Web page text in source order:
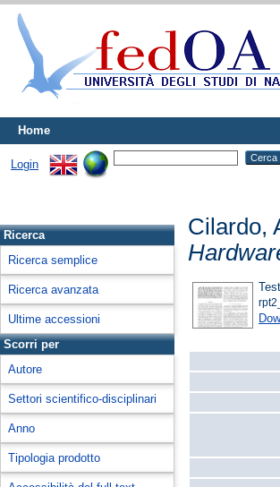
Home
Login
Ricerca
Ricerca semplice
Ricerca avanzata
Ultime accessioni
Scorri per
Autore
Settori scientifico-disciplinari
Anno
Tipologia prodotto
Cilardo,